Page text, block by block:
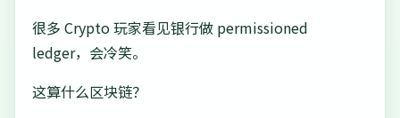
很多 Crypto 玩家看见银行做 permissioned
ledger，会冷笑。
这算什么区块链？